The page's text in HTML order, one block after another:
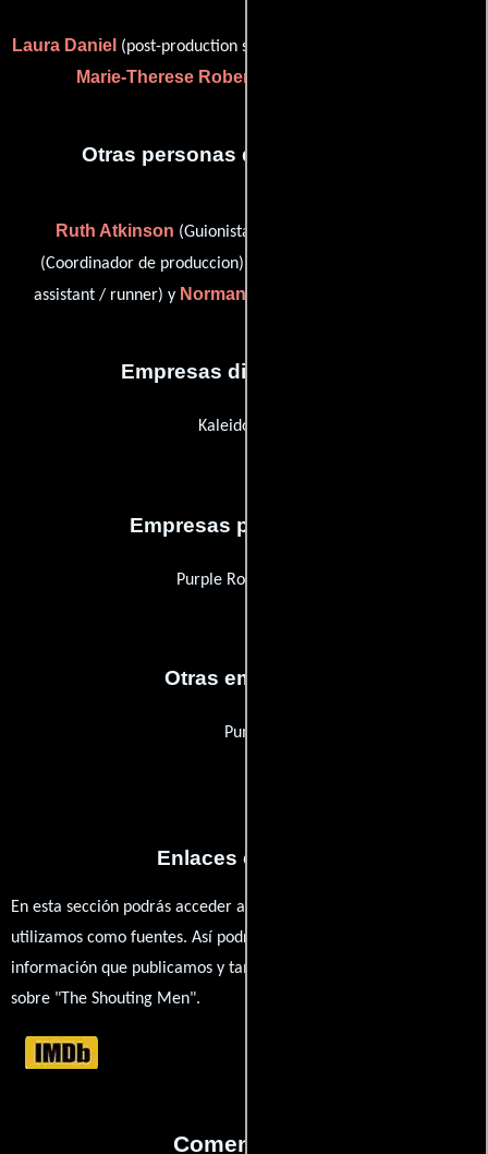
Laura Daniel (post-production supervisor (as Laura Metcalfe)) y
Marie-Therese Roberts
Otras personas que participaron
Ruth Atkinson (Guionista supervisor),
(Coordinador de produccion),
assistant / runner) y Norman Campbell Rees
Empresas distribuidoras
Kaleidoscope
Empresas productoras
Purple Rogue Films
Otras empresas
Puma
Enlaces externos
En esta sección podrás acceder a los recursos externos que
utilizamos como fuentes. Así podrás chequear toda la
información que publicamos y también ampliar tu conocimiento
sobre "The Shouting Men".
Comentarios